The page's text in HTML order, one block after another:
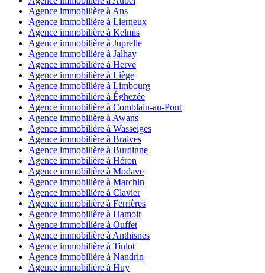
Agence immobilière à Ans
Agence immobilière à Lierneux
Agence immobilière à Kelmis
Agence immobilière à Juprelle
Agence immobilière à Jalhay
Agence immobilière à Herve
Agence immobilière à Liège
Agence immobilière à Limbourg
Agence immobilière à Éghezée
Agence immobilière à Comblain-au-Pont
Agence immobilière à Awans
Agence immobilière à Wasseiges
Agence immobilière à Braives
Agence immobilière à Burdinne
Agence immobilière à Héron
Agence immobilière à Modave
Agence immobilière à Marchin
Agence immobilière à Clavier
Agence immobilière à Ferrières
Agence immobilière à Hamoir
Agence immobilière à Ouffet
Agence immobilière à Anthisnes
Agence immobilière à Tinlot
Agence immobilière à Nandrin
Agence immobilière à Huy